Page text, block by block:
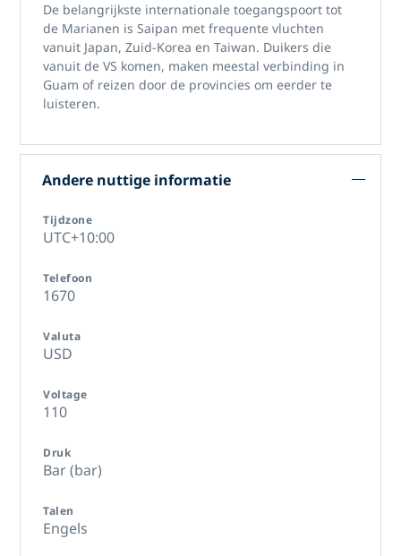
De belangrijkste internationale toegangspoort tot
de Marianen is Saipan met frequente vluchten
vanuit Japan, Zuid-Korea en Taiwan. Duikers die
vanuit de VS komen, maken meestal verbinding in
Guam of reizen door de provincies om eerder te
luisteren.
Andere nuttige informatie
Tijdzone
UTC+10:00
Telefoon
1670
Valuta
USD
Voltage
110
Druk
Bar (bar)
Talen
Engels